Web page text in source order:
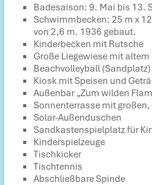
Beutelsbach
Badesaison: 9. Mai bis 13.
Schwimmbecken: 25 m x
von 2,6 m. 1936 gebaut.
Kinderbecken mit Rutsche
Große Liegewiese mit
Beachvolleyball (Sandplatz)
Kiosk mit Speisen und
Außenbar „Zum wilden
Sonnenterrasse mit
Solar-Außenduschen
Sandkastenspielplatz für
Kinderspielzeuge
Tischkicker
Tischtennis
Abschließbare Spinde